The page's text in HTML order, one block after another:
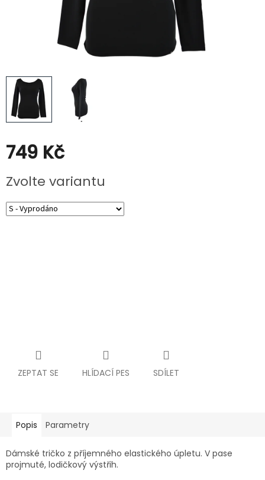
Slevy
749 Kč
cena:
Zvolte variantu
ZEPTAT SE HLÍDACÍ PES SDÍLET
Popis Parametry
Dámské tričko z příjemného elastického úpletu. V pase
projmuté, lodičkový výstřih.